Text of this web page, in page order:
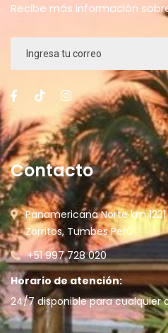
Recibe más información
Contacto
Panamericana Norte km 1231
Zorritos, Tumbes Perú
+51 997 728 020
Horario de atención:
24/7 disponible para cualquier